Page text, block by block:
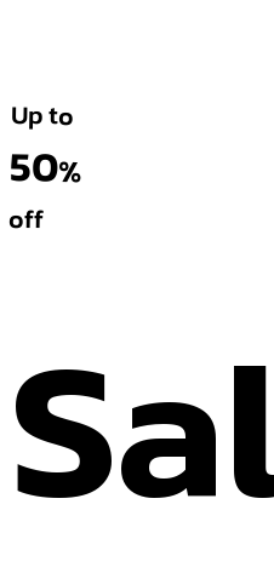
Up to
50%
off